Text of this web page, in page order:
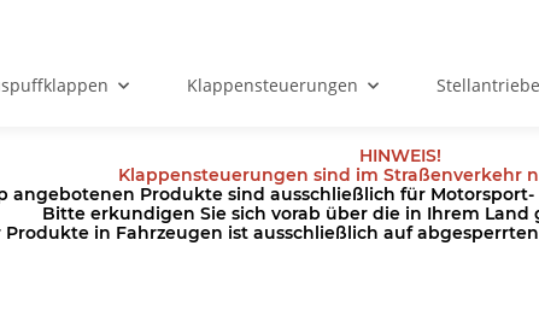
Klappensteuerungen Stellantriebe
HINWEIS!
Klappensteuerungen sind im Straßenverkehr
angebotenen Produkte sind ausschließlich für
Bitte erkundigen Sie sich vorab über die in Ihrem
in Fahrzeugen ist ausschließlich auf